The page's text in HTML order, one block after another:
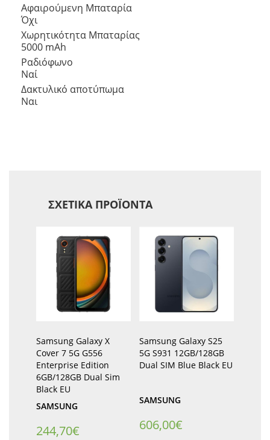
Αφαιρούμενη Μπαταρία
Όχι
Χωρητικότητα Μπαταρίας
5000 mAh
Ραδιόφωνο
Ναί
Δακτυλικό αποτύπωμα
Ναι
ΣΧΕΤΙΚΆ ΠΡΟΪΌΝΤΑ
Samsung Galaxy X
Cover 7 5G G556
Enterprise Edition
6GB/128GB Dual Sim
Black EU
SAMSUNG
244,70€
Samsung Galaxy S25
5G S931 12GB/128GB
Dual SIM Blue Black EU
SAMSUNG
606,00€